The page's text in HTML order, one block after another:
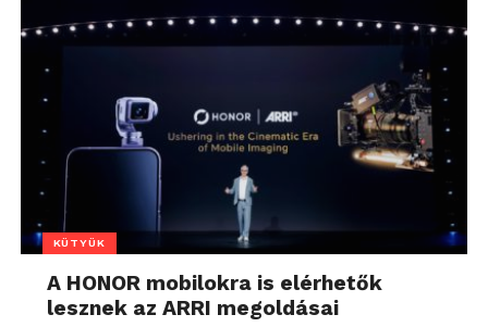
KÜTYÜK
A HONOR mobilokra is elérhetők
lesznek az ARRI megoldásai